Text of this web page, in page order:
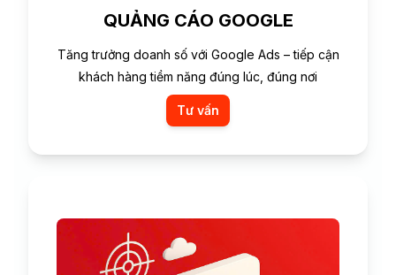
QUẢNG CÁO GOOGLE
Tăng trưởng doanh số với Google Ads – tiếp cận
khách hàng tiềm năng đúng lúc, đúng nơi
Tư vấn